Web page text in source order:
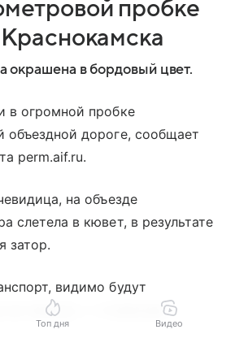
пробке
окрашена в бордовый цвет.
в огромной пробке
объездной дороге, сообщает
perm.aif.ru.
на объезде
слетела в кювет, в результате
затор.
видимо будут
на трассу», — отметила
Топ дня Видео